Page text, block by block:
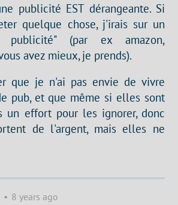
publicité EST dérangeante. Si
quelque chose, j'irais sur un
publicité" (par ex amazon,
avez mieux, je prends).
que je n'ai pas envie de vivre
pub, et que même si elles sont
un effort pour les ignorer, donc
de l'argent, mais elles ne
• 8 years ago